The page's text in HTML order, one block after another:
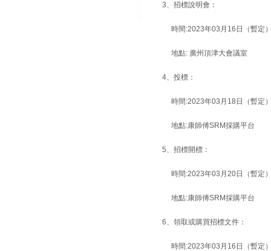
3、招標說明會：
時間:2023年03月16日（暫定
地點: 廣州頂津大會議室
4、投標：
時間:2023年03月18日（暫定
地點:康師傅SRM採購平台
5、招標開標：
時間:2023年03月20日（暫定
地點:康師傅SRM採購平台
6、領取或購買招標文件：
時間:2023年03月16日（暫定